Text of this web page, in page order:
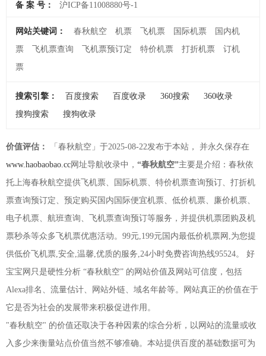
备 案 号： 沪ICP备11008880号-1
网站关键词： 春秋航空 机票 飞机票 国际机票
国内机
票
飞机票查询 飞机票预订定 特价机票 打折机票
订机
票
搜索引擎： 百度搜索 百度收录 360搜索
360收录
搜狗搜索
搜狗收录
价值评估：
「春秋航空」于2025-08-22发布于本站， 并永久保存在
www.haobaobao.cc网址导航收录中， “春秋航空”主要是介绍：春秋依
托上海春秋航空提供飞机票、国际机票、特价机票查询预订、打折机
票查询预订定、预定购买国内国际便宜机票、低价机票、廉价机票、
电子机票、航班查询、飞机票查询预订等服务，并提供机票团购及机
票秒杀等众多飞机票优惠活动。99元,199元国内最低价机票网,为您提
供低价飞机票,安全,温馨,优质的服务,24小时免费咨询热线95524。 好
宝宝网只是硬性分析 “春秋航空” 的网站价值及网站可信度，包括
Alexa排名、流量估计、网站外链、域名年龄等。网站真正的价值在于
它是否为社会的发展带来积极促进作用。
"春秋航空" 的价值还取决于各种因素的综合分析，以网站的流量或收
入多少来衡量站点价值当然不够准确。本站提供百度的基础数据可为